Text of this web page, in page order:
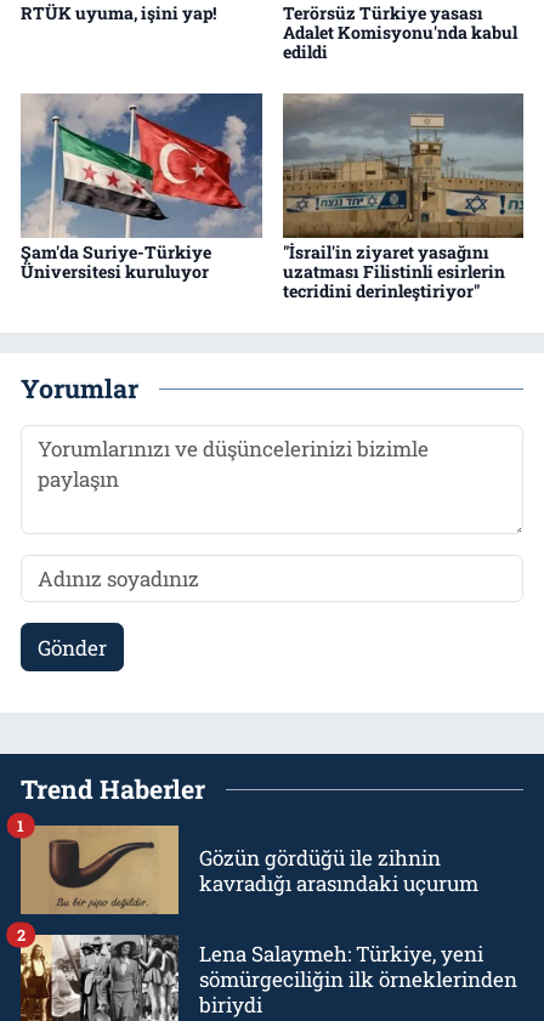
RTÜK uyuma, işini yap!
Terörsüz Türkiye yasası
Adalet Komisyonu'nda kabul
edildi
Şam'da Suriye-Türkiye
Üniversitesi kuruluyor
"İsrail'in ziyaret yasağını
uzatması Filistinli esirlerin
tecridini derinleştiriyor"
Yorumlar
Gönder
Trend Haberler
Gözün gördüğü ile zihnin
kavradığı arasındaki uçurum
1
Lena Salaymeh: Türkiye, yeni
sömürgeciliğin ilk örneklerinden
biriydi
2